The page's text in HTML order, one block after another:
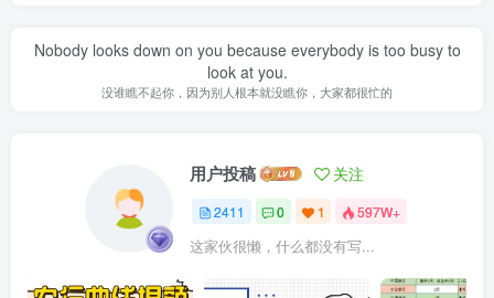
Nobody looks down on you because everybody is too busy to
look at you.
没谁瞧不起你，因为别人根本就没瞧你，大家都很忙的
用户投稿 关注
2411 0 1 597W+
这家伙很懒，什么都没有写...